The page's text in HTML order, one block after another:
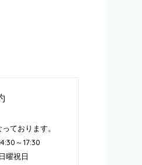
ております。
～17:30
曜祝日